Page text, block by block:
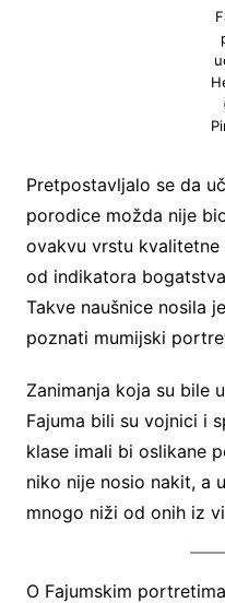
Pretpostavljalo se da
porodice možda nije
ovakvu vrstu
od indikatora
Takve naušnice nosila
poznati mumijski
Zanimanja koja su bile
Fajuma bili su vojnici i
klase imali bi oslikane
niko nije nosio nakit, a
mnogo niži od onih iz
O Fajumskim